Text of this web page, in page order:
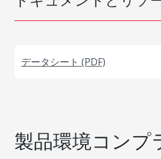
データシート (PDF)
製品環境コンプ